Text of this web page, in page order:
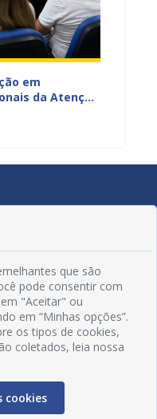
em
da Atenção
que são
pode consentir com
"Aceitar" ou
em “Minhas opções”.
os tipos de cookies,
coletados, leia nossa
cookies